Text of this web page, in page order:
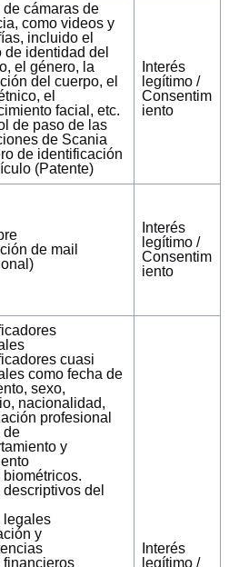
de cámaras de
como videos y
incluido el
de identidad del
el género, la
del cuerpo, el
el
facial, etc.
de paso de las
de Scania
de identificación
(Patente)
Interés
legítimo /
Consentim
iento
de mail
Interés
legítimo /
Consentim
iento
cuasi
como fecha de
sexo,
nacionalidad,
profesional
de
y
biométricos.
descriptivos del
legales
y
financieros
Interés
legítimo /